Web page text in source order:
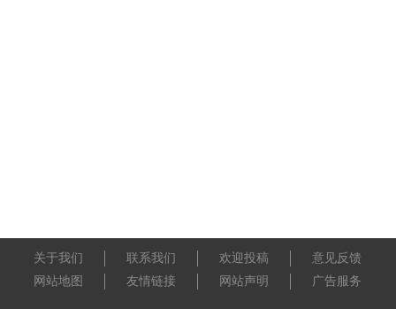
关于我们 联系我们 欢迎投稿
意见反馈
网站地图
友情链接 网站声明 广告服务